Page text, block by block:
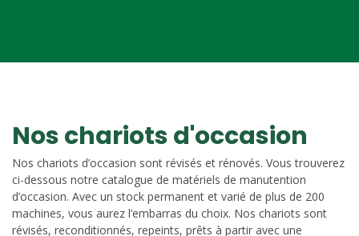
Nos chariots d'occasion
Nos chariots d’occasion sont révisés et rénovés. Vous trouverez
ci-dessous notre catalogue de matériels de manutention
d’occasion. Avec un stock permanent et varié de plus de 200
machines, vous aurez l’embarras du choix. Nos chariots sont
révisés, reconditionnés, repeints, prêts à partir avec une